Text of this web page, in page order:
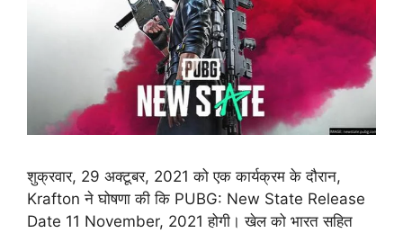
शुक्रवार, 29 अक्टूबर, 2021 को एक कार्यक्रम के दौरान,
Krafton ने घोषणा की कि PUBG: New State Release
Date 11 November, 2021 होगी। खेल को भारत सहित